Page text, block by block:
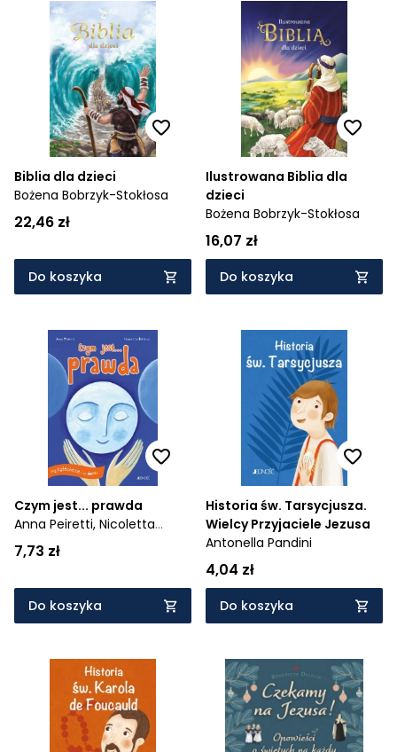
Biblia dla dzieci
Bożena Bobrzyk-Stokłosa
22,46 zł
Do koszyka
Ilustrowana Biblia dla
dzieci
Bożena Bobrzyk-Stokłosa
16,07 zł
Do koszyka
Czym jest... prawda
Anna Peiretti, Nicoletta
Bertelle
7,73 zł
Do koszyka
Historia św. Tarsycjusza.
Wielcy Przyjaciele Jezusa
Antonella Pandini
4,04 zł
Do koszyka